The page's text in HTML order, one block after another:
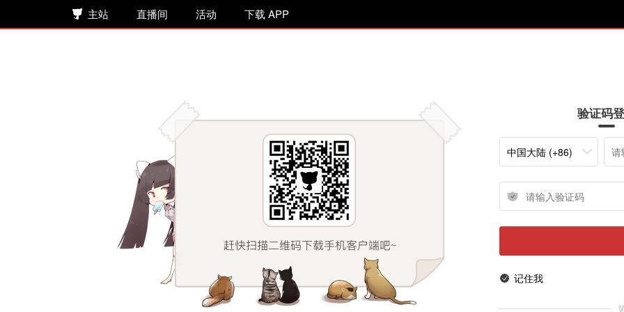
主站 直播间 活动 下载 APP
验证码
中国大陆 (+86)
记住我